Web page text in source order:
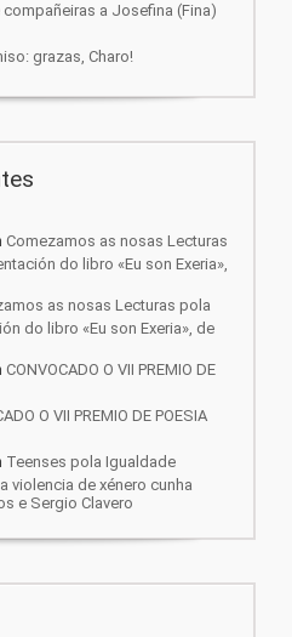
a Josefina (Fina)
grazas, Charo!
Comezamos as nosas Lecturas
do libro «Eu son Exeria»,
as nosas Lecturas pola
do libro «Eu son Exeria», de
CONVOCADO O VII PREMIO DE
O VII PREMIO DE POESIA
Teenses pola Igualdade
violencia de xénero cunha
e Sergio Clavero